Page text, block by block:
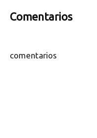
Comentarios
comentarios